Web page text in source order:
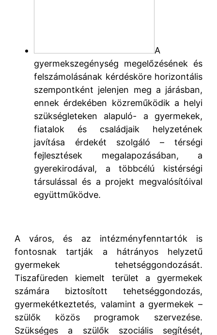
A
gyermekszegénység megelőzésének és
felszámolásának kérdésköre horizontális
szempontként jelenjen meg a járásban,
ennek érdekében közreműködik a helyi
szükségleteken alapuló- a gyermekek,
fiatalok és családjaik helyzetének
javítása érdekét szolgáló – térségi
fejlesztések megalapozásában, a
gyerekirodával, a többcélú kistérségi
társulással és a projekt megvalósítóival
együttműködve.
A város, és az intézményfenntartók is
fontosnak tartják a hátrányos helyzetű
gyermekek tehetséggondozását.
Tiszafüreden kiemelt terület a gyermekek
számára biztosított tehetséggondozás,
gyermekétkeztetés, valamint a gyermekek –
szülők közös programok szervezése.
Szükséges a szülők szociális segítését,